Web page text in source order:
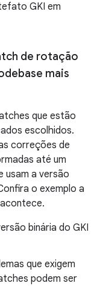
GKI em
de rotação
mais
que estão
escolhidos.
correções de
até um
usam a versão
o exemplo a
binária do GKI
que exigem
podem ser